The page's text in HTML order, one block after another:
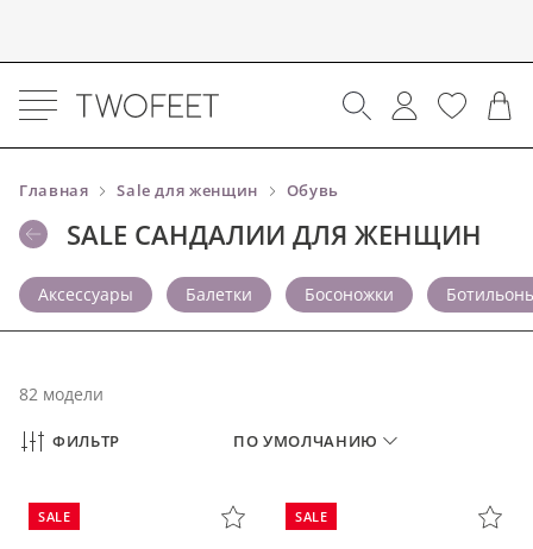
Главная Sale для женщин Обувь
SALE САНДАЛИИ ДЛЯ ЖЕНЩИН
82 модели
ПО УМОЛЧАНИЮ
ФИЛЬТР
Аксессуары Балетки Босоножки
SALE SALE